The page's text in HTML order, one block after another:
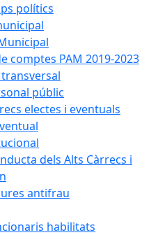
polítics
comptes PAM 2019-2023
públic
electes i eventuals
dels Alts Càrrecs i
antifrau
habilitats